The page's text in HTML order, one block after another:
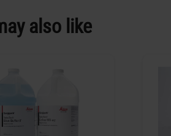
also like